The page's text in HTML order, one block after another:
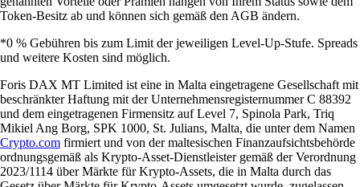
Token-Besitz ab und können sich gemäß den AGB ändern.
*0 % Gebühren bis zum Limit der jeweiligen Level-Up-Stufe. Spreads
und weitere Kosten sind möglich.
Foris DAX MT Limited ist eine in Malta eingetragene Gesellschaft mit
beschränkter Haftung mit der Unternehmensregisternummer C 88392
und dem eingetragenen Firmensitz auf Level 7, Spinola Park, Triq
Mikiel Ang Borg, SPK 1000, St. Julians, Malta, die unter dem Namen
Crypto.com firmiert und von der maltesischen Finanzaufsichtsbehörde
ordnungsgemäß als Krypto-Asset-Dienstleister gemäß der Verordnung
2023/1114 über Märkte für Krypto-Assets, die in Malta durch das